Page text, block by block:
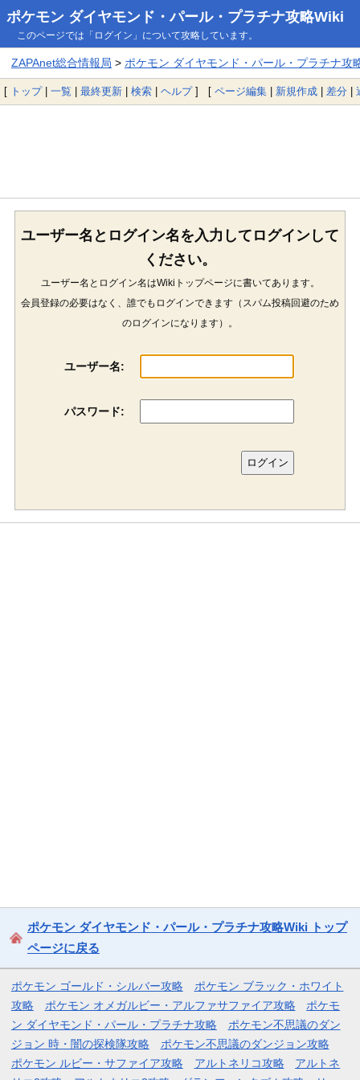
ポケモン ダイヤモンド・パール・プラチナ攻略Wiki
このページでは「ログイン」について攻略しています。
ZAPAnet総合情報局 > ポケモン ダイヤモンド・パール・プラチナ攻
[ トップ| 一覧 | 最終更新 | 検索 | ヘルプ] [ ページ編集 | 新規作成 | 差分 |
ユーザー名とログイン名を入力してログインして
ください。
ユーザー名とログイン名はWikiトップページに書いてあります。
会員登録の必要はなく、誰でもログインできます（スパム投稿回避のため
のログインになります）。
ユーザー名:
パスワード:
ポケモン ダイヤモンド・パール・プラチナ攻略Wiki トップ
ページに戻る
ポケモン ゴールド・シルバー攻略
ポケモン ブラック・ホワイト
攻略
ポケモン オメガルビー・アルファサファイア攻略
ポケモ
ン ダイヤモンド・パール・プラチナ攻略
ポケモン不思議のダン
ジョン 時・闇の探検隊攻略
ポケモン不思議のダンジョン攻略
ポケモン ルビー・サファイア攻略
アルトネリコ攻略
アルトネ